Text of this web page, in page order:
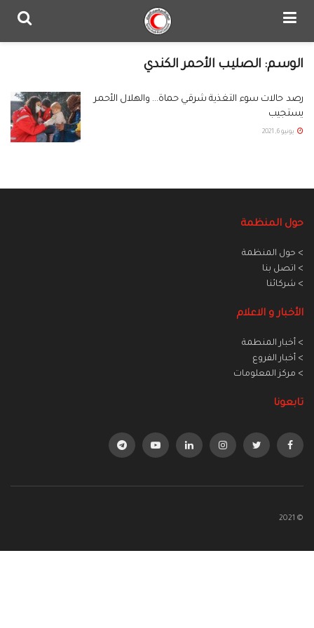
الوسم: الصليب الأحمر الكندي
رصد حالات سوء التغذية شرقي حماة… والهلال الأحمر
يستجيب
يونيو 6, 2021
حول المنظمة
> حول المنظمة
> اتصل بنا
> شركائنا
الأخبار و الاعلام
> أخبار المنطمة
> أخبار الفروع
> مركز المعلومات
تابعونا
© 2021